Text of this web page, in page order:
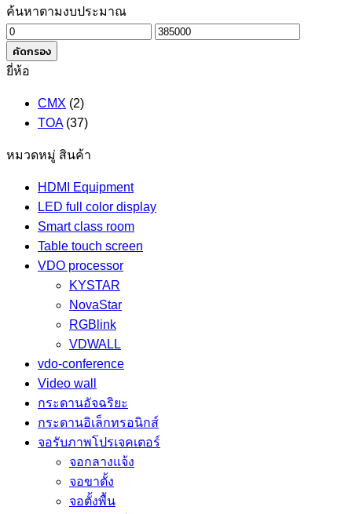
ค้นหาตามงบประมาณ
ราคา
ต่ำ
สุด
ราคา
คัดกรอง
ยี่ห้อ
CMX (2)
TOA (37)
หมวดหมู่ สินค้า
HDMI Equipment
LED full color display
Smart class room
Table touch screen
VDO processor
KYSTAR
NovaStar
RGBlink
VDWALL
vdo-conference
Video wall
กระดานอัจฉริยะ
กระดานอิเล็กทรอนิกส์
จอรับภาพโปรเจคเตอร์
จอกลางแจ้ง
จอขาตั้ง
จอตั้งพื้น